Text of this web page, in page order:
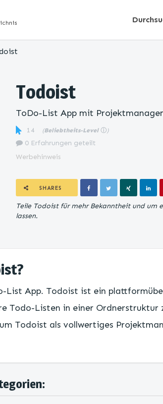
Todoist
ToDo-List App mit
14 (Beliebtheits-Level ⓘ)
0 Erfahrungen geteilt
Werbehinweis
SHARES
Teile Todoist für mehr Bekanntheit und um
lassen.
List App. Todoist ist ein
Todo-Listen in einer Ordnerstruktur
Todoist als vollwertiges